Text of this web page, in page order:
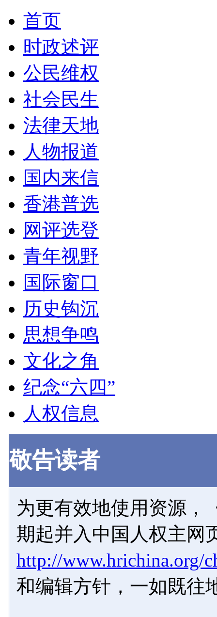
首页
时政述评
公民维权
社会民生
法律天地
人物报道
国内来信
香港普选
网评选登
青年视野
国际窗口
历史钩沉
思想争鸣
文化之角
纪念“六四”
人权信息
敬告读者
为更有效地使用资源，
期起并入中国人权主网
http://www.hrichina.org/
和编辑方针，一如既往